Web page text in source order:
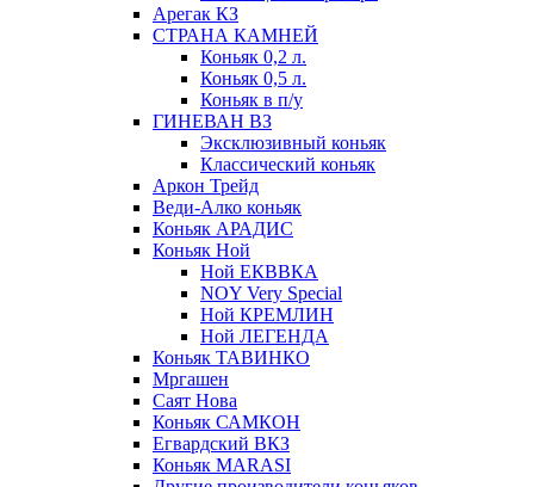
Арегак КЗ
СТРАНА КАМНЕЙ
Коньяк 0,2 л.
Коньяк 0,5 л.
Коньяк в п/у
ГИНЕВАН ВЗ
Эксклюзивный коньяк
Классический коньяк
Аркон Трейд
Веди-Алко коньяк
Коньяк АРАДИС
Коньяк Ной
Ной ЕКВВКА
NOY Very Special
Ной КРЕМЛИН
Ной ЛЕГЕНДА
Коньяк ТАВИНКО
Мргашен
Саят Нова
Коньяк САМКОН
Егвардский ВКЗ
Коньяк MARASI